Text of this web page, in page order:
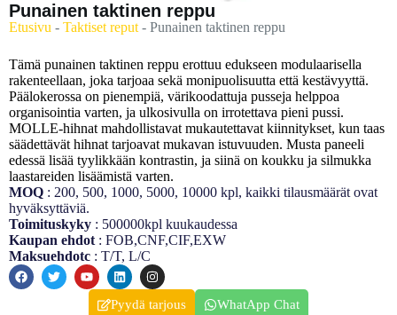
Punainen taktinen reppu
Etusivu - Taktiset reput - Punainen taktinen reppu
Tämä punainen taktinen reppu erottuu edukseen modulaarisella
rakenteellaan, joka tarjoaa sekä monipuolisuutta että kestävyyttä.
Päälokerossa on pienempiä, värikoodattuja pusseja helppoa
organisointia varten, ja ulkosivulla on irrotettava pieni pussi.
MOLLE-hihnat mahdollistavat mukautettavat kiinnitykset, kun taas
säädettävät hihnat tarjoavat mukavan istuvuuden. Musta paneeli
edessä lisää tyylikkään kontrastin, ja siinä on koukku ja silmukka
laastareiden lisäämistä varten.
MOQ : 200, 500, 1000, 5000, 10000 kpl, kaikki tilausmäärät ovat
hyväksyttäviä.
Toimituskyky : 500000kpl kuukaudessa
Kaupan ehdot : FOB,CNF,CIF,EXW
Maksuehdotc : T/T, L/C
Pyydä tarjous WhatApp Chat